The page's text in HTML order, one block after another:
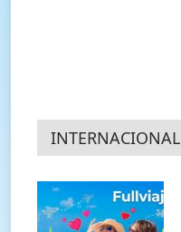
INTERNACIONAL